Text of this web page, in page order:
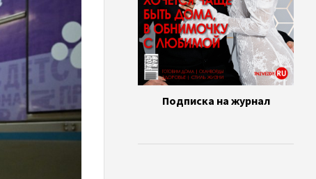
Подписка на журнал